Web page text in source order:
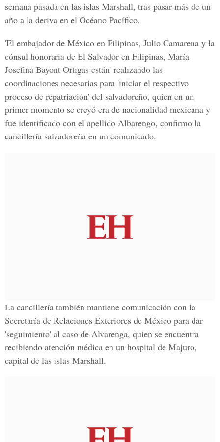
semana pasada en las islas Marshall, tras pasar más de un
año a la deriva en el Océano Pacífico.
'El embajador de México en Filipinas, Julio Camarena y la
cónsul honoraria de El Salvador en Filipinas, María
Josefina Bayont Ortigas están' realizando las
coordinaciones necesarias para 'iniciar el respectivo
proceso de repatriación' del salvadoreño, quien en un
primer momento se creyó era de nacionalidad mexicana y
fue identificado con el apellido Albarengo, confirmo la
cancillería salvadoreña en un comunicado.
La cancillería también mantiene comunicación con la
Secretaría de Relaciones Exteriores de México para dar
'seguimiento' al caso de Alvarenga, quien se encuentra
recibiendo atención médica en un hospital de Majuro,
capital de las islas Marshall.